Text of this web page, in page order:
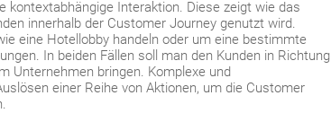
kontextabhängige Interaktion. Diese zeigt wie das
innerhalb der Customer Journey genutzt wird.
eine Hotellobby handeln oder um eine bestimmte
In beiden Fällen soll man den Kunden in Richtung
Unternehmen bringen. Komplexe und
einer Reihe von Aktionen, um die Customer